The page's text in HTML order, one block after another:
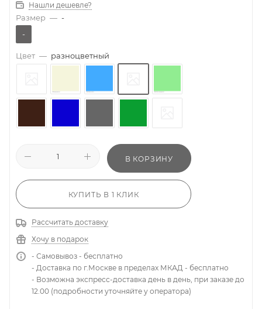
Нашли дешевле?
Размер — -
-
Цвет — разноцветный
В КОРЗИНУ
КУПИТЬ В 1 КЛИК
Рассчитать доставку
Хочу в подарок
- Самовывоз - бесплатно
- Доставка по г.Москве в пределах МКАД - бесплатно
- Возможна экспресс-доставка день в день, при заказе до
12.00 (подробности уточняйте у оператора)